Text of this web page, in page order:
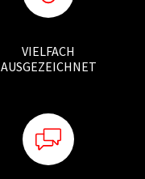
VIELFACH
AUSGEZEICHNET